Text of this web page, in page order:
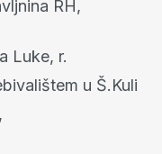
RH,
Luke, r.
u Š.Kuli